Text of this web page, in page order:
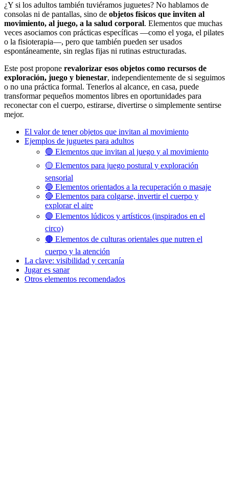
¿Y si los adultos también tuviéramos juguetes? No hablamos de
consolas ni de pantallas, sino de objetos físicos que inviten al
movimiento, al juego, a la salud corporal. Elementos que muchas
veces asociamos con prácticas específicas —como el yoga, el pilates
o la fisioterapia—, pero que también pueden ser usados
espontáneamente, sin reglas fijas ni rutinas estructuradas.
Este post propone revalorizar esos objetos como recursos de
exploración, juego y bienestar, independientemente de si seguimos
o no una práctica formal. Tenerlos al alcance, en casa, puede
transformar pequeños momentos libres en oportunidades para
reconectar con el cuerpo, estirarse, divertirse o simplemente sentirse
mejor.
El valor de tener objetos que invitan al movimiento
Ejemplos de juguetes para adultos
🟢 Elementos que invitan al juego y al movimiento
🟡 Elementos para juego postural y exploración
sensorial
🔵 Elementos orientados a la recuperación o masaje
🔴 Elementos para colgarse, invertir el cuerpo y
explorar el aire
🟣 Elementos lúdicos y artísticos (inspirados en el
circo)
🟤 Elementos de culturas orientales que nutren el
cuerpo y la atención
La clave: visibilidad y cercanía
Jugar es sanar
Otros elementos recomendados